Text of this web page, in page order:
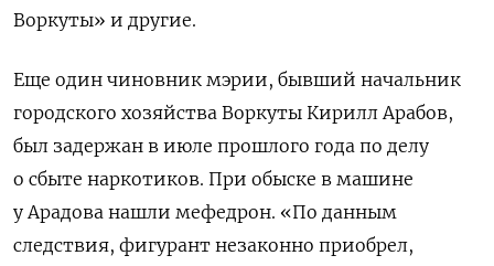
Воркуты» и другие.
Еще один чиновник мэрии, бывший начальник
городского хозяйства Воркуты Кирилл Арабов,
был задержан в июле прошлого года по делу
о сбыте наркотиков. При обыске в машине
у Арадова нашли мефедрон. «По данным
следствия, фигурант незаконно приобрел,